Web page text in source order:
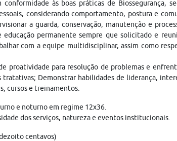
às boas práticas de Biossegurança,
considerando comportamento, postura e
a guarda, conservação, manutenção e
permanente sempre que solicitado e
com a equipe multidisciplinar, assim como
proatividade para resolução de problemas e
Demonstrar habilidades de liderança,
cursos e treinamentos.
e noturno em regime 12x36.
dos serviços, natureza e eventos institucionais.
centavos)